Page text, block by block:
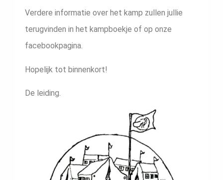
Verdere informatie over het kamp zullen jullie
terugvinden in het kampboekje of op onze
facebookpagina.
Hopelijk tot binnenkort!
De leiding.